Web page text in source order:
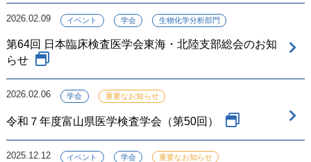
2026.02.09 イベント 学会 生物化学分析部門
第64回 日本臨床検査医学会東海・北陸支部総会のお知
らせ
2026.02.06 学会 重要なお知らせ
令和７年度富山県医学検査学会（第50回）
2025.12.12 イベント 学会 重要なお知らせ